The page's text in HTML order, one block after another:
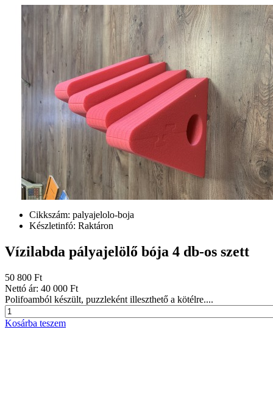
Cikkszám: palyajelolo-boja
Készletinfó: Raktáron
Vízilabda pályajelölő bója 4 db-os szett
50 800 Ft
Nettó ár: 40 000 Ft
Polifoamból készült, puzzleként illeszthető a kötélre....
Kosárba teszem